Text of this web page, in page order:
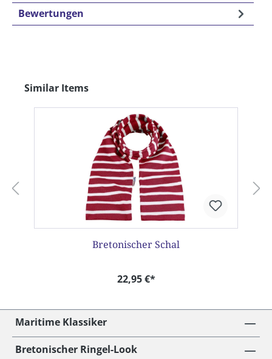
Bewertungen
Produktgalerie überspringen
Similar Items
Bretonischer Schal
22,95 €*
Maritime Klassiker
Bretonischer Ringel-Look